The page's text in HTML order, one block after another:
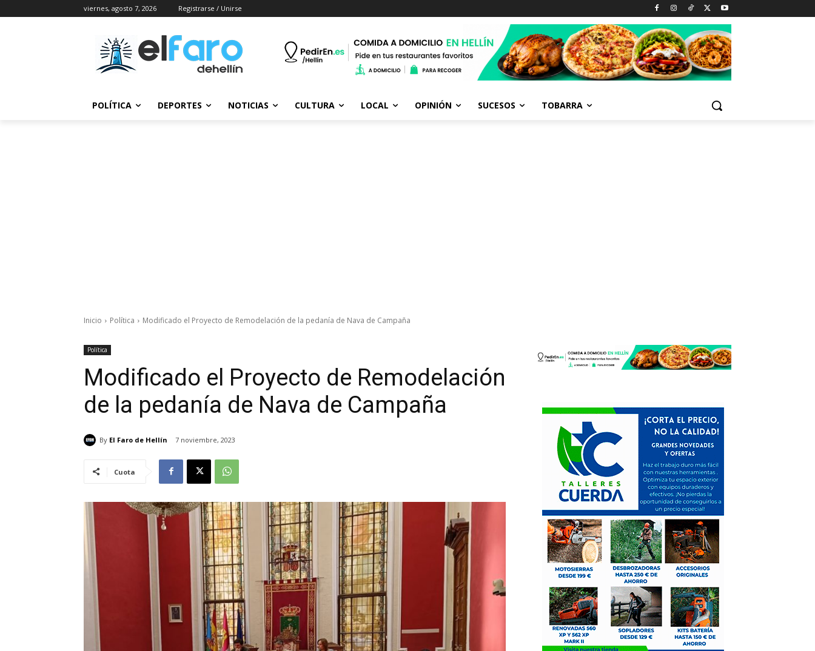
viernes, agosto 7, 2026 Registrarse / Unirse
POLÍTICA DEPORTES NOTICIAS CULTURA LOCAL OPINIÓN SUCESOS TOBARRA
Inicio Política Modificado el Proyecto de Remodelación de la pedanía de Nava de Campaña
Política
Modificado el Proyecto de Remodelación
de la pedanía de Nava de Campaña
By El Faro de Hellín 7 noviembre, 2023
Cuota